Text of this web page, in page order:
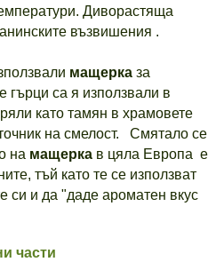
Диворастяща
възвишения .
мащерка за
са я използвали в
като тамян в храмовете
на смелост. Смятало се
на мащерка в цяла Европа е
тъй като те се използват
си и да "даде ароматен вкус
части